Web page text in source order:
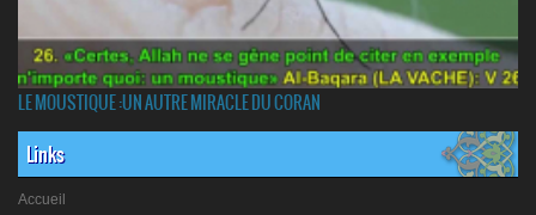
LE MOUSTIQUE :UN AUTRE MIRACLE DU CORAN
Links
Accueil